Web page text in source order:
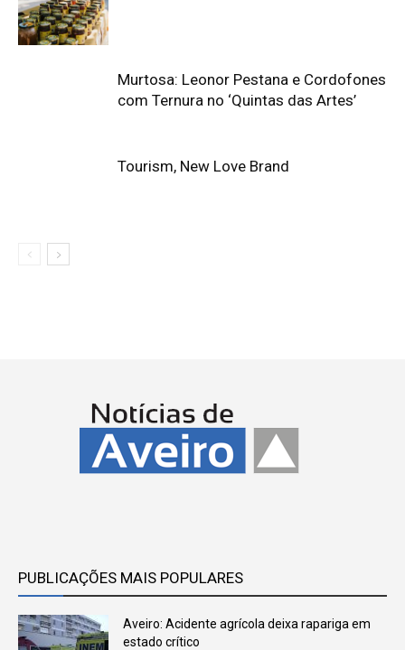
Murtosa: Leonor Pestana e Cordofones
com Ternura no ‘Quintas das Artes’
Tourism, New Love Brand
PUBLICAÇÕES MAIS POPULARES
Aveiro: Acidente agrícola deixa rapariga em
estado crítico